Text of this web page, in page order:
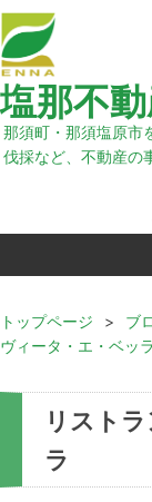
塩那不
那須町・那須塩原市
伐採など、不動産の
トップページ > ブ
ヴィータ・エ・ベッラ
リスト
ラ